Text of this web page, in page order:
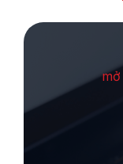
mở